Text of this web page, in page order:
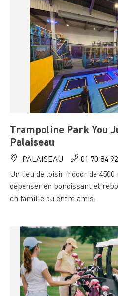
Trampoline Park You
Palaiseau
PALAISEAU
01 70 84
Un lieu de loisir indoor de
dépenser en bondissant et
en famille ou entre amis.